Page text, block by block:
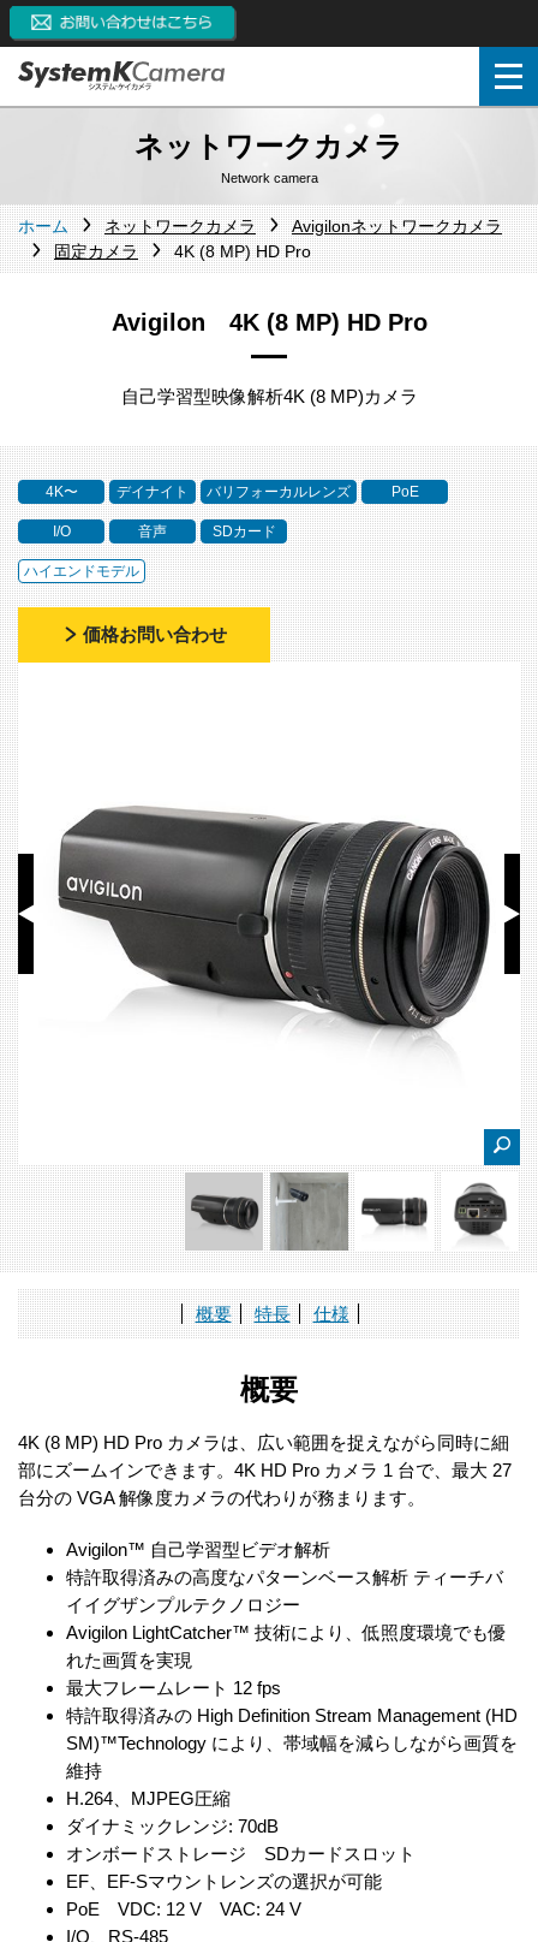
ネットワークカメラ
Network camera
ホーム ネットワークカメラ
Avigilonネットワークカメラ
固定カメラ
4K (8 MP) HD Pro
Avigilon 4K (8 MP) HD Pro
自己学習型映像解析4K (8 MP)カメラ
4K〜 デイナイト バリフォーカルレンズ PoE
I/O 音声 SDカード
ハイエンドモデル
価格お問い合わせ
概要 特長 仕様
概要
4K (8 MP) HD Pro カメラは、広い範囲を捉えながら同時に細
部にズームインできます。4K HD Pro カメラ 1 台で、最大 27
台分の VGA 解像度カメラの代わりが務まります。
Avigilon™ 自己学習型ビデオ解析
特許取得済みの高度なパターンベース解析 ティーチバ
イイグザンプルテクノロジー
Avigilon LightCatcher™ 技術により、低照度環境でも優
れた画質を実現
最大フレームレート 12 fps
特許取得済みの High Definition Stream Management (HD
SM)™Technology により、帯域幅を減らしながら画質を
維持
H.264、MJPEG圧縮
ダイナミックレンジ: 70dB
オンボードストレージ SDカードスロット
EF、EF-Sマウントレンズの選択が可能
PoE VDC: 12 V VAC: 24 V
I/O、RS-485